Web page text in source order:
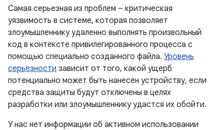
Самая серьезная из проблем – критическая
уязвимость в системе, которая позволяет
злоумышленнику удаленно выполнять произвольный
код в контексте привилегированного процесса с
помощью специально созданного файла. Уровень
серьезности зависит от того, какой ущерб
потенциально может быть нанесен устройству, если
средства защиты будут отключены в целях
разработки или злоумышленнику удастся их обойти.
У нас нет информации об активном использовании